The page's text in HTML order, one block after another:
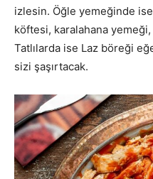
izlesin. Öğle yemeğinde
köftesi, karalahana
Tatlılarda ise Laz böreği
sizi şaşırtacak.